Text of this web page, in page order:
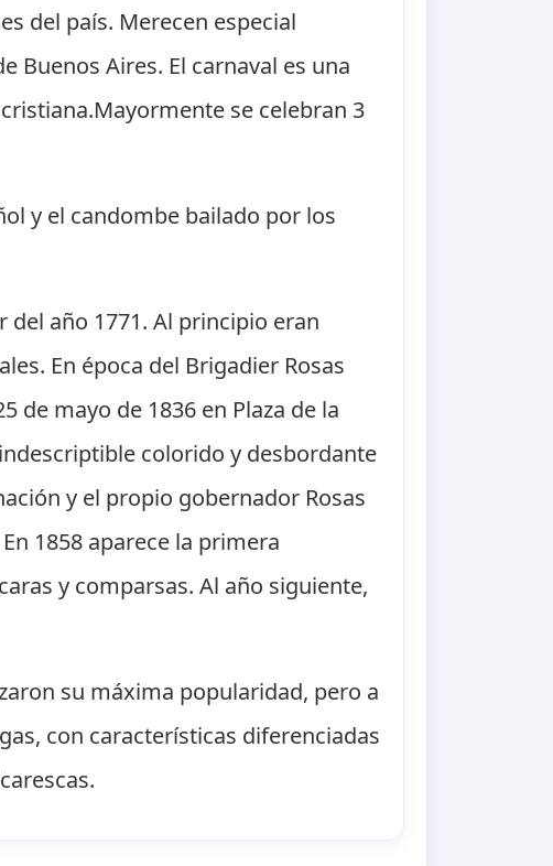
del país. Merecen especial
Buenos Aires. El carnaval es una
se celebran 3
y el candombe bailado por los
del año 1771. Al principio eran
En época del Brigadier Rosas
de mayo de 1836 en Plaza de la
colorido y desbordante
y el propio gobernador Rosas
1858 aparece la primera
y comparsas. Al año siguiente,
su máxima popularidad, pero a
con características diferenciadas